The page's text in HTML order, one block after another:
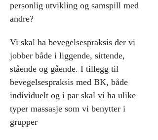
personlig utvikling og samspill med
andre?
Vi skal ha bevegelsespraksis der vi
jobber både i liggende, sittende,
stående og gående. I tillegg til
bevegelsespraksis med BK, både
individuelt og i par skal vi ha ulike
typer massasje som vi benytter i
grupper